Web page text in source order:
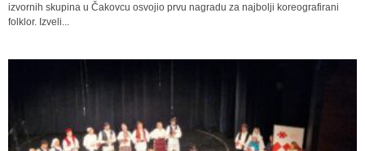
izvornih skupina u Čakovcu osvojio prvu nagradu za najbolji koreografirani
folklor. Izveli...